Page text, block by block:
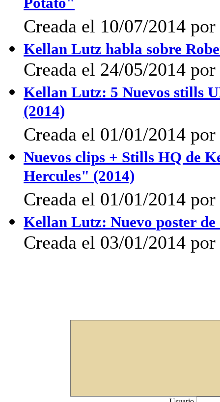
Potato"
Creada el 10/07/2014
Kellan Lutz habla sobre
Creada el 24/05/2014
Kellan Lutz: 5 Nuevos stills
(2014)
Creada el 01/01/2014
Nuevos clips + Stills HQ de
Hercules" (2014)
Creada el 01/01/2014
Kellan Lutz: Nuevo poster
Creada el 03/01/2014